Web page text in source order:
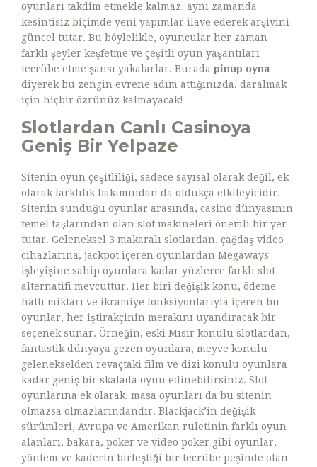
oyunları takdim etmekle kalmaz, aynı zamanda
kesintisiz biçimde yeni yapımlar ilave ederek arşivini
güncel tutar. Bu böylelikle, oyuncular her zaman
farklı şeyler keşfetme ve çeşitli oyun yaşantıları
tecrübe etme şansı yakalarlar. Burada pinup oyna
diyerek bu zengin evrene adım attığınızda, daralmak
için hiçbir özrünüz kalmayacak!
Slotlardan Canlı Casinoya
Geniş Bir Yelpaze
Sitenin oyun çeşitliliği, sadece sayısal olarak değil, ek
olarak farklılık bakımından da oldukça etkileyicidir.
Sitenin sunduğu oyunlar arasında, casino dünyasının
temel taşlarından olan slot makineleri önemli bir yer
tutar. Geleneksel 3 makaralı slotlardan, çağdaş video
cihazlarına, jackpot içeren oyunlardan Megaways
işleyişine sahip oyunlara kadar yüzlerce farklı slot
alternatifi mevcuttur. Her biri değişik konu, ödeme
hattı miktarı ve ikramiye fonksiyonlarıyla içeren bu
oyunlar, her iştirakçinin merakını uyandıracak bir
seçenek sunar. Örneğin, eski Mısır konulu slotlardan,
fantastik dünyaya gezen oyunlara, meyve konulu
gelenekselden revaçtaki film ve dizi konulu oyunlara
kadar geniş bir skalada oyun edinebilirsiniz. Slot
oyunlarına ek olarak, masa oyunları da bu sitenin
olmazsa olmazlarındandır. Blackjack’in değişik
sürümleri, Avrupa ve Amerikan ruletinin farklı oyun
alanları, bakara, poker ve video poker gibi oyunlar,
yöntem ve kaderin birleştiği bir tecrübe peşinde olan